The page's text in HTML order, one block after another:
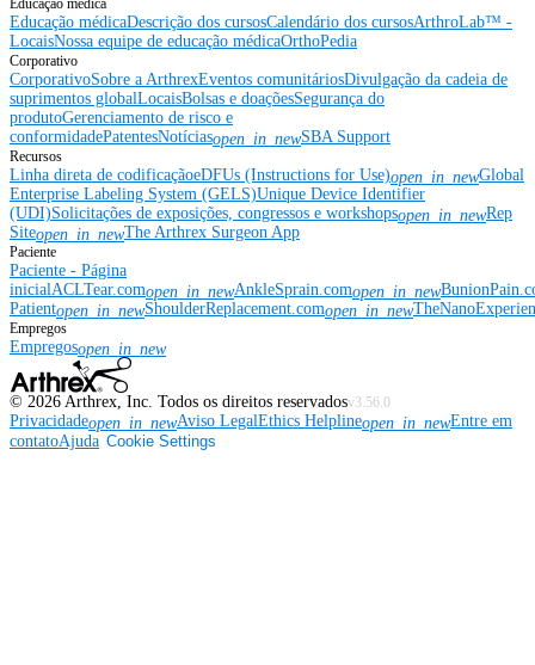
Educação médica
Educação médicaDescrição dos cursosCalendário dos cursosArthroLab™ -
LocaisNossa equipe de educação médicaOrthoPedia
Corporativo
CorporativoSobre a ArthrexEventos comunitáriosDivulgação da cadeia de
suprimentos globalLocaisBolsas e doaçõesSegurança do
produtoGerenciamento de risco e
conformidadePatentesNotíciasopen_in_newSBA Support
Recursos
Linha direta de codificaçãoeDFUs (Instructions for Use)open_in_newGlobal
Enterprise Labeling System (GELS)Unique Device Identifier
(UDI)Solicitações de exposições, congressos e workshopsopen_in_newRep
Siteopen_in_newThe Arthrex Surgeon App
Paciente
Paciente - Página
inicialACLTear.comopen_in_newAnkleSprain.comopen_in_new
Patientopen_in_newShoulderReplacement.comopen_in_new
Empregos
Empregosopen_in_new
© 2026 Arthrex, Inc. Todos os direitos reservadosv3.56.0
Privacidadeopen_in_newAviso LegalEthics Helplineopen_in_newEntre em
contatoAjuda Cookie Settings